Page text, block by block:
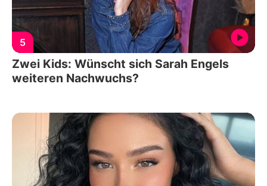
5
Zwei Kids: Wünscht sich Sarah Engels
weiteren Nachwuchs?